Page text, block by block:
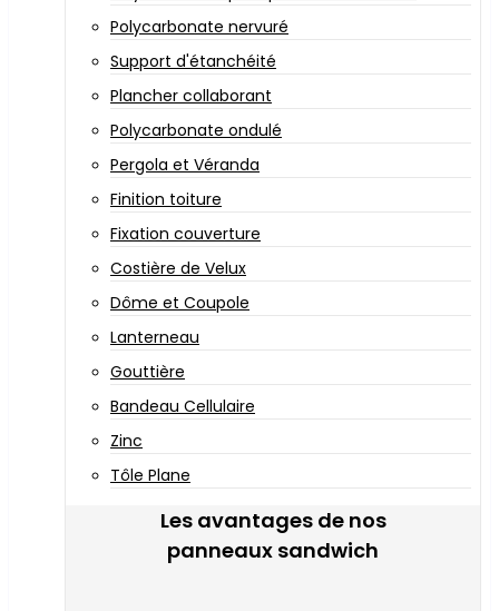
Polycarbonate nervuré
Support d'étanchéité
Plancher collaborant
Polycarbonate ondulé
Pergola et Véranda
Finition toiture
Fixation couverture
Costière de Velux
Dôme et Coupole
Lanterneau
Gouttière
Bandeau Cellulaire
Zinc
Tôle Plane
Les avantages de nos
panneaux sandwich